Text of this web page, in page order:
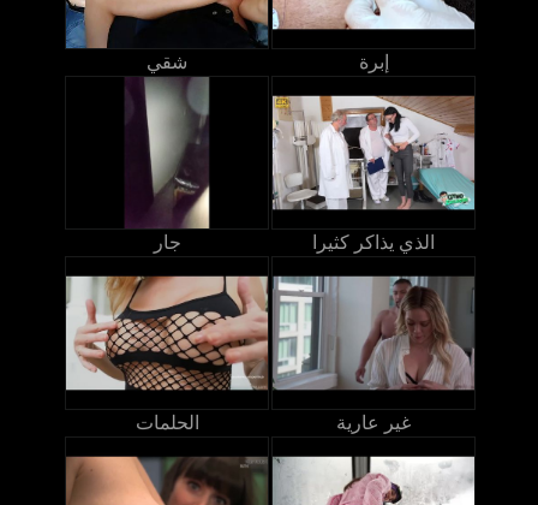
شقي إبرة
جار الذي يذاكر كثيرا
الحلمات غير عارية